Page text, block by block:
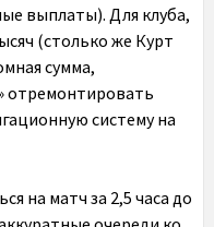
выплаты). Для клуба,
(столько же Курт
сумма,
отремонтировать
систему на
на матч за 2,5 часа до